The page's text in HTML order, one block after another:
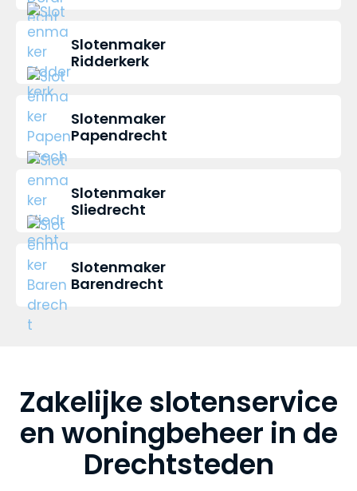
Slotenmaker
Ridderkerk
Slotenmaker
Papendrecht
Slotenmaker
Sliedrecht
Slotenmaker
Barendrecht
Zakelijke slotenservice
en woningbeheer in de
Drechtsteden